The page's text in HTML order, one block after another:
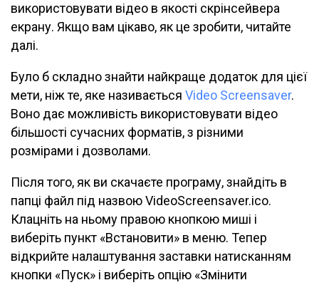
використовувати відео в якості скрінсейвера
екрану. Якщо вам цікаво, як це зробити, читайте
далі.
Було б складно знайти найкраще додаток для цієї
мети, ніж те, яке називається Video Screensaver.
Воно дає можливість використовувати відео
більшості сучасних форматів, з різними
розмірами і дозволами.
Після того, як ви скачаєте програму, знайдіть в
папці файл під назвою VideoScreensaver.ico.
Клацніть на ньому правою кнопкою миші і
виберіть пункт «Встановити» в меню. Тепер
відкрийте налаштування заставки натисканням
кнопки «Пуск» і виберіть опцію «Змінити